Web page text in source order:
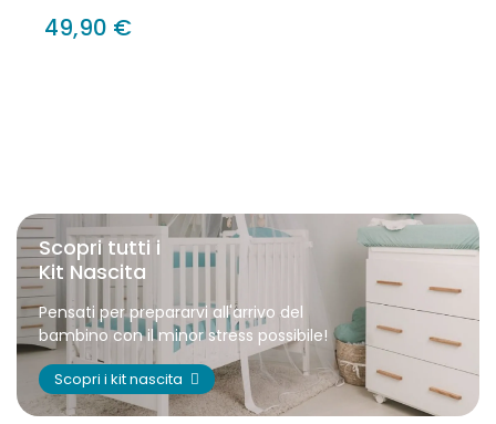
49,90 €
Scopri tutti i
Kit Nascita
Pensati per prepararvi all'arrivo del
bambino con il minor stress possibile!
Scopri i kit nascita